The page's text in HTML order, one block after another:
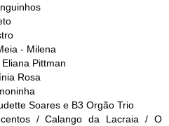
- Milena
Pittman
Rosa
Soares e B3 Orgão Trio
/ Calango da Lacraia / O